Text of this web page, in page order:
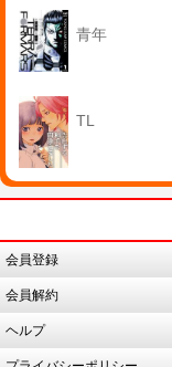
青年
TL
会員登録
会員解約
ヘルプ